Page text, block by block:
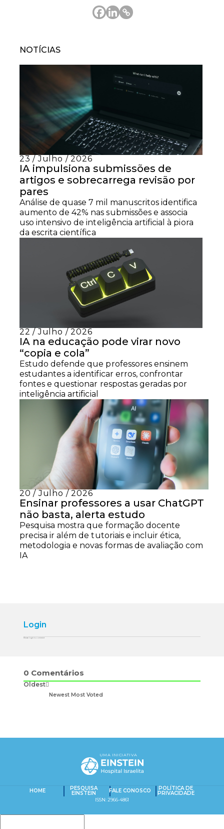
NOTÍCIAS
23 / Julho / 2026
IA impulsiona submissões de
artigos e sobrecarrega revisão por
pares
Análise de quase 7 mil manuscritos identifica
aumento de 42% nas submissões e associa
uso intensivo de inteligência artificial à piora
da escrita científica
22 / Julho / 2026
IA na educação pode virar novo
“copia e cola”
Estudo defende que professores ensinem
estudantes a identificar erros, confrontar
fontes e questionar respostas geradas por
inteligência artificial
20 / Julho / 2026
Ensinar professores a usar ChatGPT
não basta, alerta estudo
Pesquisa mostra que formação docente
precisa ir além de tutoriais e incluir ética,
metodologia e novas formas de avaliação com
IA
Login
Please login to comment
0 Comentários
Oldest
Newest Most Voted
HOME PESQUISA
EINSTEIN FALE CONOSCO POLÍTICA DE
PRIVACIDADE
ISSN: 2966-4861
UMA INICIATIVA